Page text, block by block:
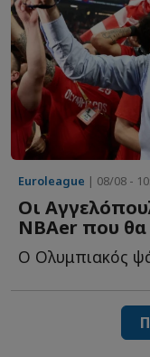
Euroleague | 08/08 -
Οι
NBAer που θα